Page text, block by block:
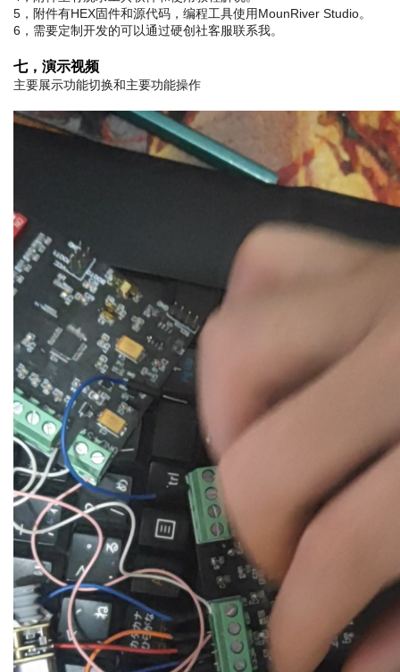
5，附件有HEX固件和源代码，编程工具使用MounRiver Studio。
6，需要定制开发的可以通过硬创社客服联系我。
七，演示视频
主要展示功能切换和主要功能操作